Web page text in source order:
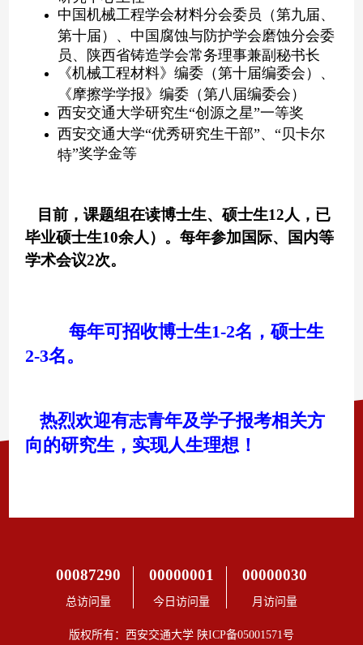
00087290
总访问量
00000001
今日访问量
00000030
月访问量
版权所有：西安交通大学 陕ICP备05001571号